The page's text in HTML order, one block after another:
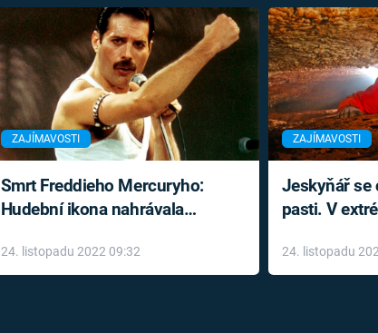
ZAJÍMAVOSTI
Smrt Freddieho Mercuryho:
Hudební ikona nahrávala
léky
24. listopadu 2022 09:32
ZAJÍMAVOSTI
Jeskyňář se
pasti. V
24. listopadu